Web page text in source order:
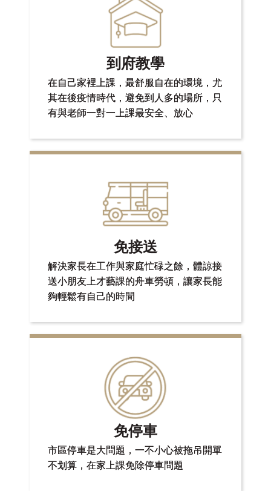
到府教學
在自己家裡上課，最舒服自在的環境，尤
其在後疫情時代，避免到人多的場所，只
有與老師一對一上課最安全、放心
免接送
解決家長在工作與家庭忙碌之餘，體諒接
送小朋友上才藝課的舟車勞頓，讓家長能
夠輕鬆有自己的時間
免停車
市區停車是大問題，一不小心被拖吊開單
不划算，在家上課免除停車問題